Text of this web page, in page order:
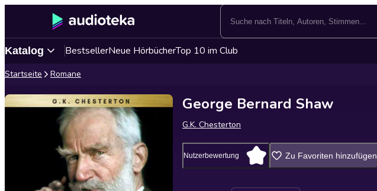
Katalog BestsellerNeue HörbücherTop 10 im Club
Startseite Romane
George Bernard Shaw
G.K. Chesterton
Nutzerbewertung Zu Favoriten hinzufügen